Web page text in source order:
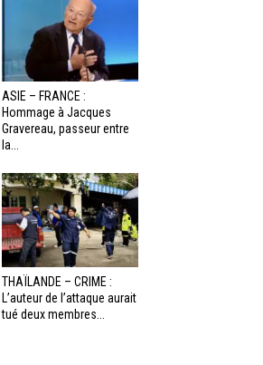
ASIE – FRANCE :
Hommage à Jacques
Gravereau, passeur entre
la...
THAÏLANDE – CRIME :
L’auteur de l’attaque aurait
tué deux membres...